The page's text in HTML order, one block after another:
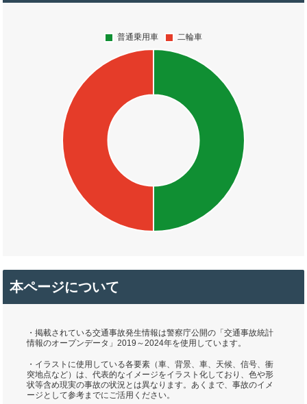
本ページについて
・掲載されている交通事故発生情報は警察庁公開の「交通事故統計
情報のオープンデータ」2019～2024年を使用しています。
・イラストに使用している各要素（車、背景、車、天候、信号、衝
突地点など）は、代表的なイメージをイラスト化しており、色や形
状等含め現実の事故の状況とは異なります。あくまで、事故のイメ
ージとして参考までにご活用ください。